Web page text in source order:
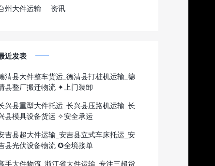
州大件运输
资讯
近发表
清县大件整车货运_德清县打桩机运输_德
县整厂搬迁物流 ✦上门装卸
兴县重型大件托运_长兴县压路机运输_长
县模具设备货运 ✧安全承运
吉县超大件运输_安吉县立式车床托运_安
县光伏设备物流 ✪全境接单
手大件物流_浙江省大件运输_专注三超货